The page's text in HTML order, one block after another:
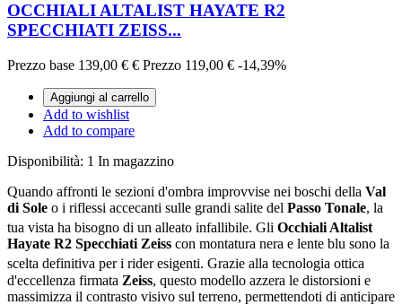
OCCHIALI ALTALIST HAYATE R2
SPECCHIATI ZEISS...
Prezzo base 139,00 € € Prezzo 119,00 € -14,39%
Aggiungi al carrello
Add to wishlist
Add to compare
Disponibilità: 1 In magazzino
Quando affronti le sezioni d'ombra improvvise nei boschi della Val
di Sole o i riflessi accecanti sulle grandi salite del Passo Tonale, la
tua vista ha bisogno di un alleato infallibile. Gli Occhiali Altalist
Hayate R2 Specchiati Zeiss con montatura nera e lente blu sono la
scelta definitiva per i rider esigenti. Grazie alla tecnologia ottica
d'eccellenza firmata Zeiss, questo modello azzera le distorsioni e
massimizza il contrasto visivo sul terreno, permettendoti di anticipare